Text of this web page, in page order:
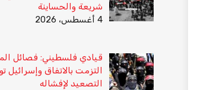
شريعة والحساينة
4 أغسطس، 2026
قيادي فلسطيني: فصائل
التزمت بالاتفاق وإسرائيل
التصعيد لإفشاله